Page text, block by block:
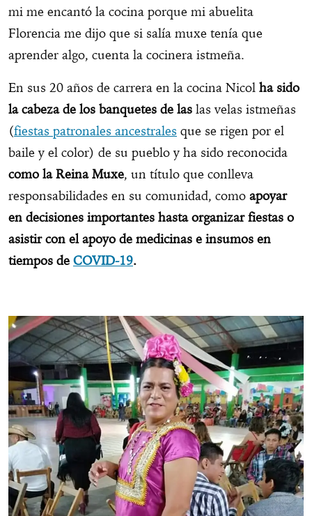
mi me encantó la cocina porque mi abuelita
Florencia me dijo que si salía muxe tenía que
aprender algo, cuenta la cocinera istmeña.
En sus 20 años de carrera en la cocina Nicol ha sido
la cabeza de los banquetes de las las velas istmeñas
(fiestas patronales ancestrales que se rigen por el
baile y el color) de su pueblo y ha sido reconocida
como la Reina Muxe, un título que conlleva
responsabilidades en su comunidad, como apoyar
en decisiones importantes hasta organizar fiestas o
asistir con el apoyo de medicinas e insumos en
tiempos de COVID-19.